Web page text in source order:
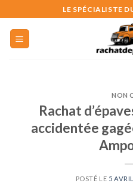
to
content
LE SPÉCIALISTE
NON
Rachat
accidentée
POSTÉ LE 5